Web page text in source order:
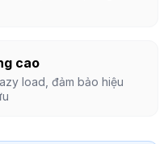
cao
load, đảm bảo hiệu